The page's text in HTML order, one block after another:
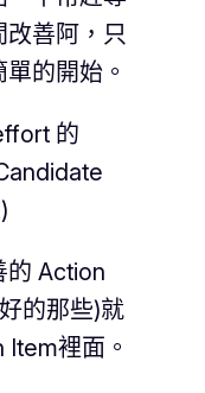
善阿，只
的開始。
的
的 Action
的那些)就
裡面。